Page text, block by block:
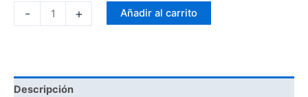
- + Añadir al carrito
Descripción